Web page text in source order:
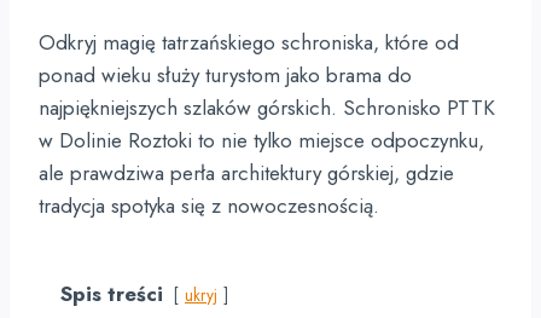
Odkryj magię tatrzańskiego schroniska, które od
ponad wieku służy turystom jako brama do
najpiękniejszych szlaków górskich. Schronisko PTTK
w Dolinie Roztoki to nie tylko miejsce odpoczynku,
ale prawdziwa perła architektury górskiej, gdzie
tradycja spotyka się z nowoczesnością.
Spis treści ukryj